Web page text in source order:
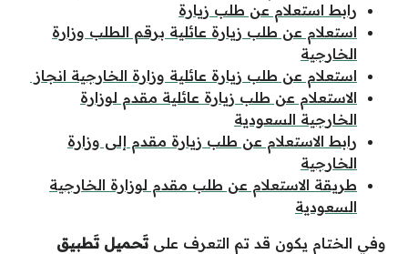
رابط استعلام عن طلب زيارة
استعلام عن طلب زيارة عائلية برقم الطلب وزارة
الخارجية
استعلام عن طلب زيارة عائلية وزارة الخارجية انجاز
الاستعلام عن طلب زيارة عائلية مقدم لوزارة
الخارجية السعودية
رابط الاستعلام عن طلب زيارة مقدم إلى وزارة
الخارجية
طريقة الاستعلام عن طلب مقدم لوزارة الخارجية
السعودية
وفي الختام يكون قد تم التعرف علىتَحميل تَطبيق